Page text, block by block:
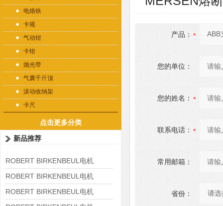
电烙铁
卡规
气动钳
卡钳
抛光带
气囊千斤顶
滚动收纳架
卡尺
点击更多分类
新品推荐
ROBERT BIRKENBEUL电机
8APE225M-4-IE3
ROBERT BIRKENBEUL电机
8APE180L-4 IE3
ROBERT BIRKENBEUL电机
产品：
您的单位：
您的姓名：
联系电话：
常用邮箱：
省份：